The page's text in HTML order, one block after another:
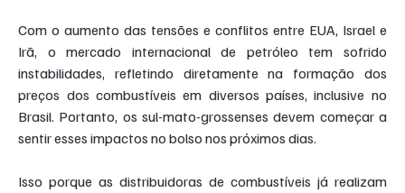
Com o aumento das tensões e conflitos entre EUA, Israel e
Irã, o mercado internacional de petróleo tem sofrido
instabilidades, refletindo diretamente na formação dos
preços dos combustíveis em diversos países, inclusive no
Brasil. Portanto, os sul-mato-grossenses devem começar a
sentir esses impactos no bolso nos próximos dias.
Isso porque as distribuidoras de combustíveis já realizam